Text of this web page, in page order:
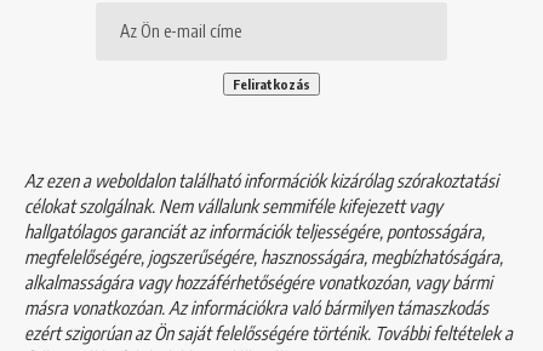
Az ezen a weboldalon található információk kizárólag szórakoztatási
célokat szolgálnak. Nem vállalunk semmiféle kifejezett vagy
hallgatólagos garanciát az információk teljességére, pontosságára,
megfelelőségére, jogszerűségére, hasznosságára, megbízhatóságára,
alkalmasságára vagy hozzáférhetőségére vonatkozóan, vagy bármi
másra vonatkozóan. Az információkra való bármilyen támaszkodás
ezért szigorúan az Ön saját felelősségére történik. További feltételek a